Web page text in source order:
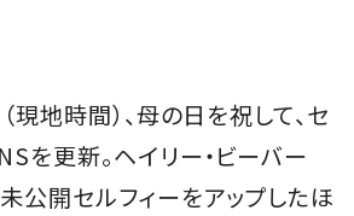
イン・新規会員登録
地時間）、母の日を祝して、セ
を更新。ヘイリー・ビーバー
公開セルフィーをアップしたほ